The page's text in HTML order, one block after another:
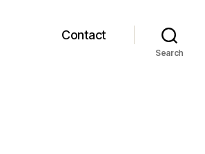
Contact
Search